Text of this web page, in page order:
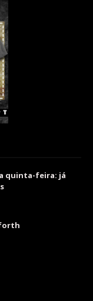
quinta-feira: já